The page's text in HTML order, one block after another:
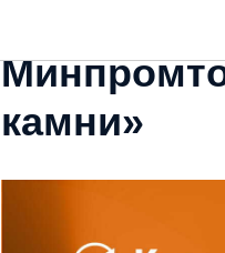
РОП.
камни»